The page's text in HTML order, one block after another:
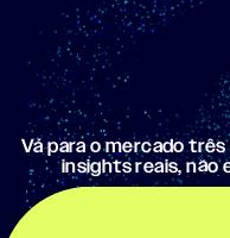
Vá para o mercado
insights reais, não